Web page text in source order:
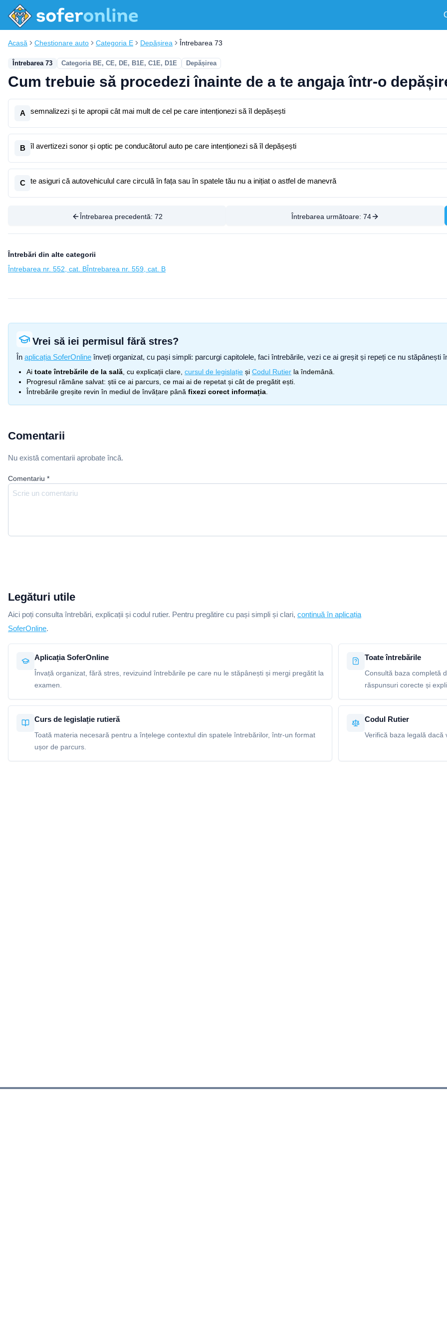
Acasă Chestionare auto Categoria E Depășirea Întrebarea 73
Întrebarea 73 Categoria BE, CE, DE, B1E, C1E, D1E Depășirea
Cum trebuie să procedezi înainte de a te angaja într-o
A semnalizezi și te apropii cât mai mult de cel pe care intenționezi să îl depășești
B îl avertizezi sonor și optic pe conducătorul auto pe care intenționezi să îl depășești
C te asiguri că autovehiculul care circulă în fața sau în spatele tău nu a inițiat o astfel de manevră
Întrebarea precedentă: 72 Întrebarea următoare: 74
Întrebări din alte categorii
Întrebarea nr. 552, cat. BÎntrebarea nr. 559, cat. B
Vrei să iei permisul fără stres?
În aplicația SoferOnline înveți organizat, cu pași simpli: parcurgi capitolele, faci întrebările, vezi ce ai greșit și repeți ce nu
Ai toate întrebările de la sală , cu explicații clare, cursul de legislație și Codul Rutier la îndemână.
Progresul rămâne salvat: știi ce ai parcurs, ce mai ai de repetat și cât de pregătit ești.
Întrebările greșite revin în mediul de învățare până fixezi corect informația
Comentarii
Nu există comentarii aprobate încă.
Comentariu *
Legături utile
Aici poți consulta întrebări, explicații și codul rutier. Pentru pregătire cu pași simpli și clari, continuă în aplicația
SoferOnline.
Aplicația SoferOnline
Învață organizat, fără stres, revizuind întrebările pe care nu le stăpânești și mergi pregătit la
examen.
Toate întrebările
Consultă baza completă
răspunsuri corecte și
Curs de legislație rutieră
Toată materia necesară pentru a înțelege contextul din spatele întrebărilor, într-un format
ușor de parcurs.
Codul Rutier
Verifică baza legală dacă